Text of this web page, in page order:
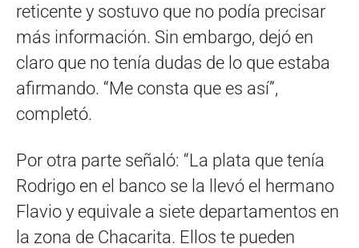
reticente y sostuvo que no podía precisar
más información. Sin embargo, dejó en
claro que no tenía dudas de lo que estaba
afirmando. “Me consta que es así”,
completó.
Por otra parte señaló: “La plata que tenía
Rodrigo en el banco se la llevó el hermano
Flavio y equivale a siete departamentos en
la zona de Chacarita. Ellos te pueden